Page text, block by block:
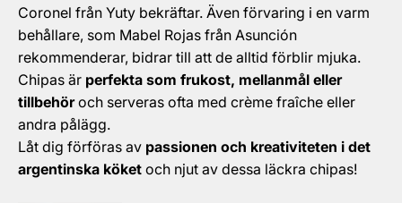
Coronel från Yuty bekräftar. Även förvaring i en varm
behållare, som Mabel Rojas från Asunción
rekommenderar, bidrar till att de alltid förblir mjuka.
Chipas är perfekta som frukost, mellanmål eller
tillbehöroch serveras ofta med crème fraîche eller
andra pålägg.
Låt dig förföras av passionen och kreativiteten i det
argentinska köket och njut av dessa läckra chipas!